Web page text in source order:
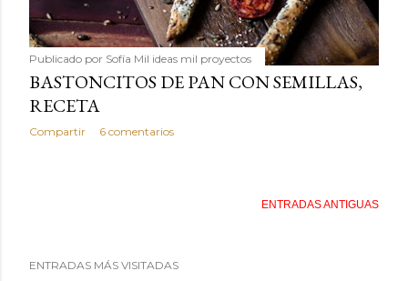
Publicado por Sofía Mil ideas mil proyectos
BASTONCITOS DE PAN CON SEMILLAS,
RECETA
Compartir 6 comentarios
ENTRADAS ANTIGUAS
ENTRADAS MÁS VISITADAS